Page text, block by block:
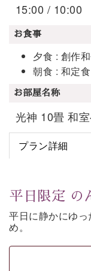
15:00 / 10:00
お食事
夕食 : 創作
朝食 : 和定食
お部屋名称
光神 10畳 和室
プラン詳細
平日限定 の
平日に静かにゆ
め。
い。